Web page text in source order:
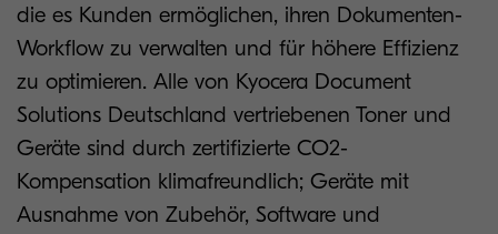
die es Kunden ermöglichen, ihren Dokumenten-
Workflow zu verwalten und für höhere Effizienz
zu optimieren. Alle von Kyocera Document
Solutions Deutschland vertriebenen Toner und
Geräte sind durch zertifizierte CO2-
Kompensation klimafreundlich; Geräte mit
Ausnahme von Zubehör, Software und